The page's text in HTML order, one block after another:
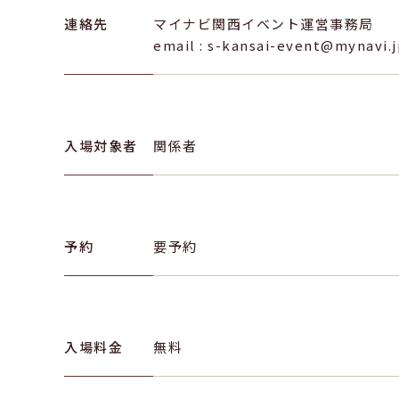
連絡先
マイナビ関西イベント運営事務局
email : s-kansai-
入場対象者 関係者
予約 要予約
入場料金 無料